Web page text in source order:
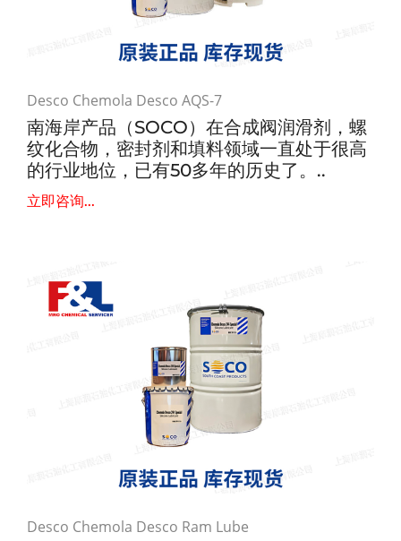
Desco Chemola Desco AQS-7
南海岸产品（SOCO）在合成阀润滑剂，螺
纹化合物，密封剂和填料领域一直处于很高
的行业地位，已有50多年的历史了。..
立即咨询...
Desco Chemola Desco Ram Lube